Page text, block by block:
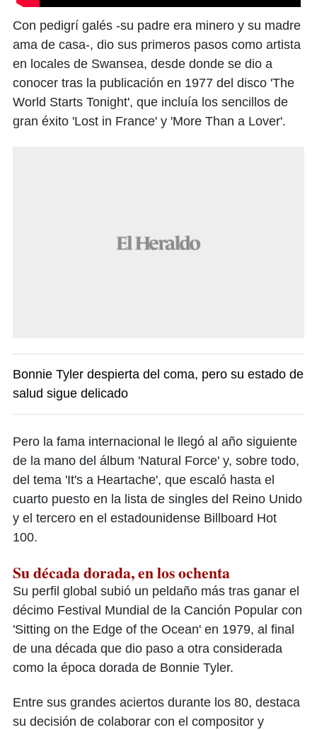
Con pedigrí galés -su padre era minero y su madre
ama de casa-, dio sus primeros pasos como artista
en locales de Swansea, desde donde se dio a
conocer tras la publicación en 1977 del disco 'The
World Starts Tonight', que incluía los sencillos de
gran éxito 'Lost in France' y 'More Than a Lover'.
Bonnie Tyler despierta del coma, pero su estado de
salud sigue delicado
Pero la fama internacional le llegó al año siguiente
de la mano del álbum 'Natural Force' y, sobre todo,
del tema 'It's a Heartache', que escaló hasta el
cuarto puesto en la lista de singles del Reino Unido
y el tercero en el estadounidense Billboard Hot
100.
Su década dorada, en los ochenta
Su perfil global subió un peldaño más tras ganar el
décimo Festival Mundial de la Canción Popular con
'Sitting on the Edge of the Ocean' en 1979, al final
de una década que dio paso a otra considerada
como la época dorada de Bonnie Tyler.
Entre sus grandes aciertos durante los 80, destaca
su decisión de colaborar con el compositor y